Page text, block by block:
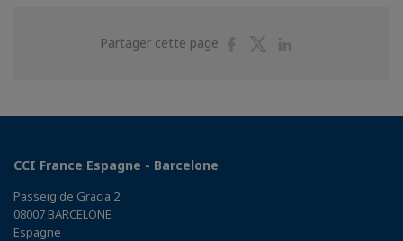
Partager cette page
PartagerPartager
CCI France Espagne - Barcelone
Passeig de Gracia 2
08007 BARCELONE
Espagne